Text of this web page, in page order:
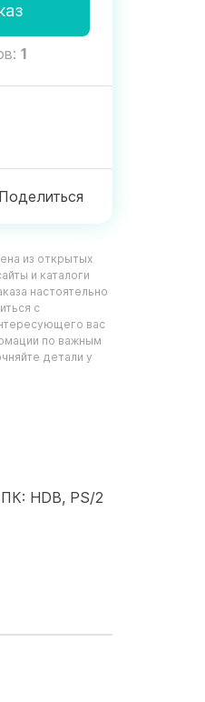
1
Поделиться
из открытых
и каталоги
настоятельно
с
вас
по важным
детали у
HDB, PS/2